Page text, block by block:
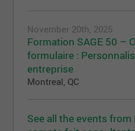
November 20th, 2025
Formation SAGE 50 –
formulaire :
entreprise
Montreal, QC
See all the events